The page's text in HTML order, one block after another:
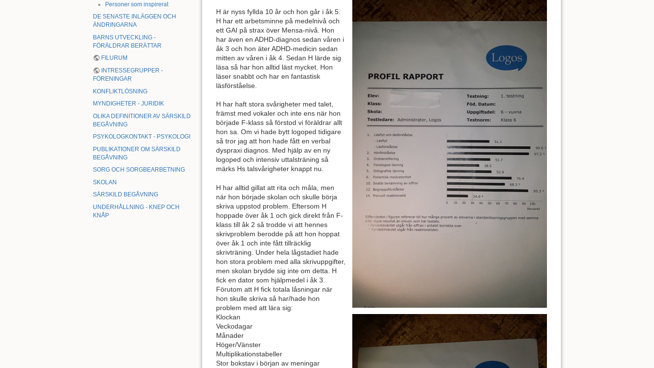
Personer som inspirerat
DE SENASTE INLÄGGEN OCH
ÄNDRINGARNA
BARNS UTVECKLING -
FÖRÄLDRAR BERÄTTAR
FILURUM
INTRESSEGRUPPER -
FÖRENINGAR
KONFLIKTLÖSNING
MYNDIGHETER - JURIDIK
OLIKA DEFINITIONER AV SÄRSKILD
BEGÅVNING
PSYKOLOGKONTAKT - PSYKOLOGI
PUBLIKATIONER OM SÄRSKILD
BEGÅVNING
SORG OCH SORGBEARBETNING
SKOLAN
SÄRSKILD BEGÅVNING
UNDERHÅLLNING - KNEP OCH
KNÅP
H är nyss fyllda 10 år och hon går i åk 5.
H har ett arbetsminne på medelnivå och
ett GAI på strax över Mensa-nivå. Hon
har även en ADHD-diagnos sedan våren i
åk 3 och hon äter ADHD-medicin sedan
mitten av våren i åk 4. Sedan H lärde sig
läsa så har hon alltid läst mycket. Hon
läser snabbt och har en fantastisk
läsförståelse.
H har haft stora svårigheter med talet,
främst med vokaler och inte ens när hon
började F-klass så förstod vi föräldrar allt
hon sa. Om vi hade bytt logoped tidigare
så tror jag att hon hade fått en verbal
dyspraxi diagnos. Med hjälp av en ny
logoped och intensiv uttalsträning så
märks Hs talsvårigheter knappt nu.
H har alltid gillat att rita och måla, men
när hon började skolan och skulle börja
skriva uppstod problem. Eftersom H
hoppade över åk 1 och gick direkt från F-
klass till åk 2 så trodde vi att hennes
skrivproblem berodde på att hon hoppat
över åk 1 och inte fått tillräcklig
skrivträning. Under hela lågstadiet hade
hon stora problem med alla skrivuppgifter,
men skolan brydde sig inte om detta. H
fick en dator som hjälpmedel i åk 3.
Förutom att H fick totala låsningar när
hon skulle skriva så har/hade hon
problem med att lära sig:
Klockan
Veckodagar
Månader
Höger/Vänster
Multiplikationstabeller
Stor bokstav i början av meningar